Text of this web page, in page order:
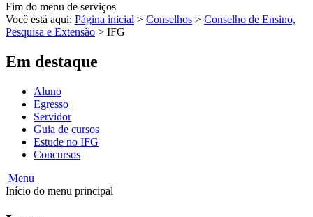
Fim do menu de serviços
Você está aqui: Página inicial > Conselhos > Conselho de Ensino,
Pesquisa e Extensão > IFG
Em destaque
Aluno
Egresso
Servidor
Guia de cursos
Estude no IFG
Concursos
Menu
Início do menu principal